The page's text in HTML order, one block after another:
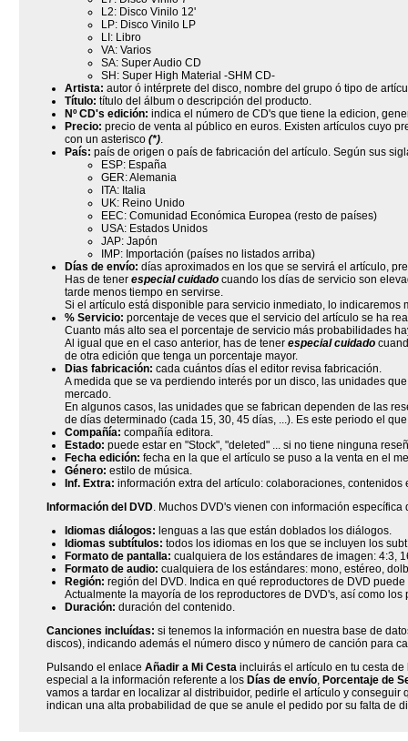
L2: Disco Vinilo 12'
LP: Disco Vinilo LP
LI: Libro
VA: Varios
SA: Super Audio CD
SH: Super High Material -SHM CD-
Artista: autor ó intérprete del disco, nombre del grupo ó tipo de
Título: título del álbum o descripción del producto.
Nº CD's edición: indica el número de CD's que tiene la edicion,
Precio: precio de venta al público en euros. Existen artículos cuyo
con un asterisco (*).
País: país de origen o país de fabricación del artículo. Según sus
ESP: España
GER: Alemania
ITA: Italia
UK: Reino Unido
EEC: Comunidad Económica Europea (resto de países)
USA: Estados Unidos
JAP: Japón
IMP: Importación (países no listados arriba)
Días de envío: días aproximados en los que se servirá el artículo,
Has de tener especial cuidadocuando los días de servicio son
tarde menos tiempo en servirse.
Si el artículo está disponible para servicio inmediato, lo indicaremos
% Servicio: porcentaje de veces que el servicio del artículo se ha
Cuanto más alto sea el porcentaje de servicio más probabilidades
Al igual que en el caso anterior, has de tener especial cuidado
de otra edición que tenga un porcentaje mayor.
Dias fabricación: cada cuántos días el editor revisa fabricación.
A medida que se va perdiendo interés por un disco, las unidades
mercado.
En algunos casos, las unidades que se fabrican dependen de las
de días determinado (cada 15, 30, 45 días, ...). Es este periodo el
Compañía: compañía editora.
Estado: puede estar en "Stock", "deleted" ... si no tiene ninguna
Fecha edición: fecha en la que el artículo se puso a la venta en el
Género: estilo de música.
Inf. Extra: información extra del artículo: colaboraciones, contenidos
Información del DVD. Muchos DVD's vienen con información específica
Idiomas diálogos: lenguas a las que están doblados los diálogos.
Idiomas subtítulos: todos los idiomas en los que se incluyen los
Formato de pantalla: cualquiera de los estándares de imagen: 4:3,
Formato de audio: cualquiera de los estándares: mono, estéreo,
Región: región del DVD. Indica en qué reproductores de DVD
Actualmente la mayoría de los reproductores de DVD's, así como
Duración: duración del contenido.
Canciones incluídas: si tenemos la información en nuestra base de
discos), indicando además el número disco y número de canción para
Pulsando el enlace Añadir a Mi Cestaincluirás el artículo en tu cesta de
especial a la información referente a los Días de envío, Porcentaje de
vamos a tardar en localizar al distribuidor, pedirle el artículo y
indican una alta probabilidad de que se anule el pedido por su falta de